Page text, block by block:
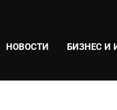
НОВОСТИ БИЗНЕС И